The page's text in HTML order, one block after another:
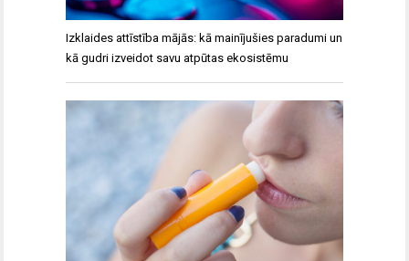
Izklaides attīstība mājās: kā mainījušies paradumi un
kā gudri izveidot savu atpūtas ekosistēmu